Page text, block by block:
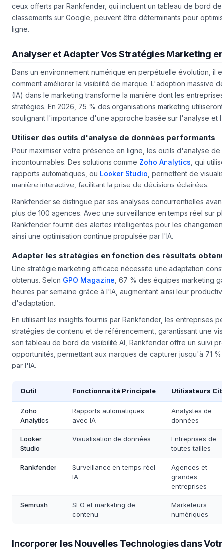
l'engagement des visiteurs et ajuster votre stratégie en
ceux offerts par Rankfender, qui incluent un tableau de bord
classements sur Google, peuvent être déterminants pour
Dans un environnement numérique en perpétuelle évolution, il
comment améliorer la visibilité de marque. L'adoption massive
(IA) dans le marketing transforme la manière dont les
stratégies. En 2026, 75 % des organisations marketing
Utiliser des outils d'analyse de données performants
Pour maximiser votre présence en ligne, les outils d'analyse
incontournables. Des solutions commeZoho Analytics, qui
rapports automatiques, ouLooker Studio, permettent de
manière interactive, facilitant la prise de décisions éclairées.
Rankfender se distingue par ses analyses concurrentielles
plus de 100 agences. Avec une surveillance en temps réel sur
Rankfender fournit des alertes intelligentes pour les
Adapter les stratégies en fonction des résultats
Une stratégie marketing efficace nécessite une adaptation
obtenus. SelonGPO Magazine, 67 % des équipes marketing
heures par semaine grâce à l'IA, augmentant ainsi leur
En utilisant les insights fournis par Rankfender, les entreprises
stratégies de contenu et de référencement, garantissant une
son tableau de bord de visibilité AI, Rankfender offre un suivi
opportunités, permettant aux marques de capturer jusqu'à 71
Outil Fonctionnalité Principale Utilisateurs
Zoho
Rapports automatiques
Analystes de
Looker
Entreprises de
Surveillance en temps réel
Agences et
grandes
SEO et marketing de
Marketeurs